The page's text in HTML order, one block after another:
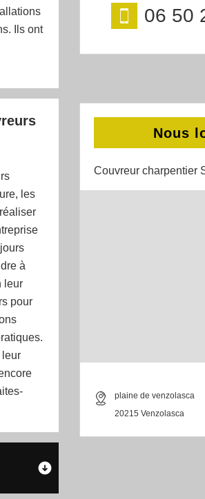
Ils ont
les
à
leur
pour
leur
06 50
Nous
Couvreur charpentier
plaine de venzolasca
20215 Venzolasca